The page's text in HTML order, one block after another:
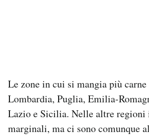
Le zone in cui si mangia più
Lombardia, Puglia, Emilia-
Lazio e Sicilia. Nelle altre regioni
marginali, ma ci sono comunque